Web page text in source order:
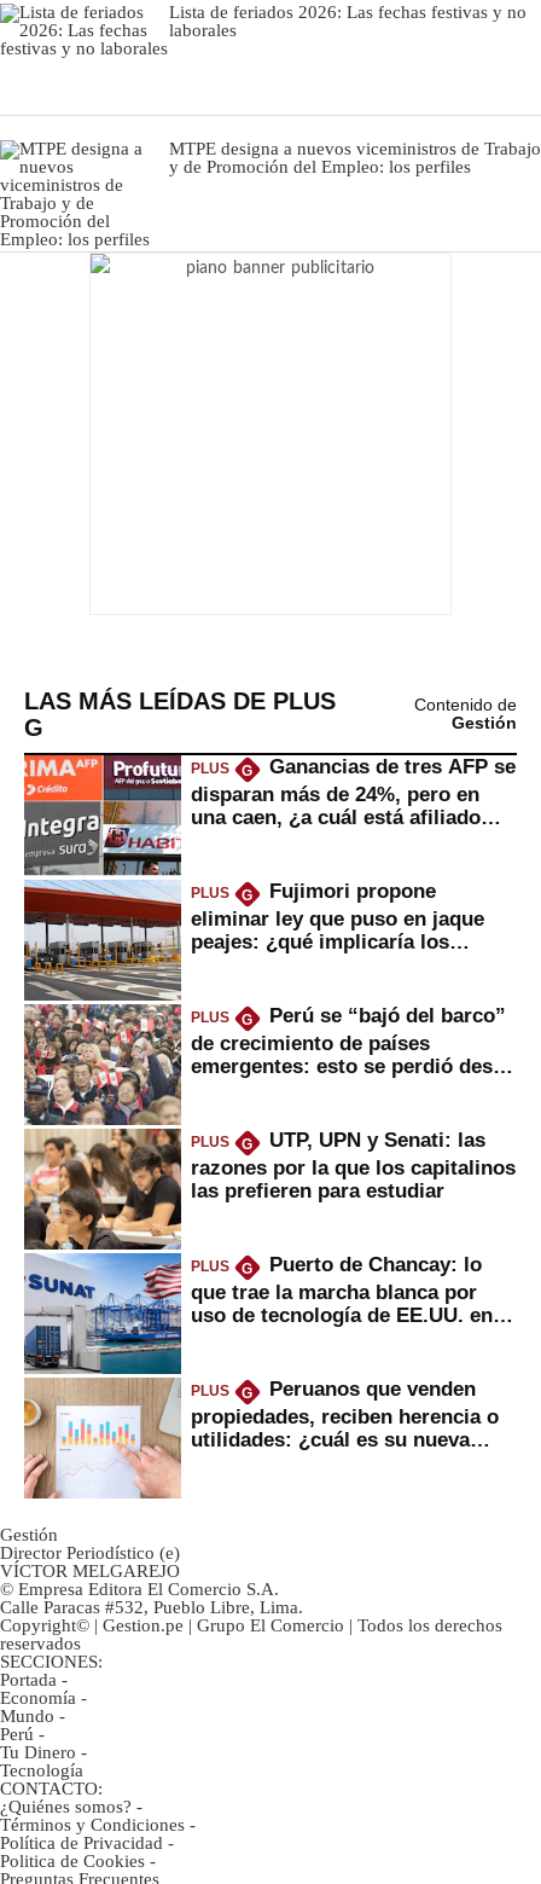
Lista de feriados 2026: Las fechas festivas y no
laborales
MTPE designa a nuevos viceministros de Trabajo
y de Promoción del Empleo: los perfiles
LAS MÁS LEÍDAS DE PLUS
G
Contenido de
Gestión
PLUS G
Ganancias de tres AFP se
disparan más de 24%, pero en
una caen, ¿a cuál está afiliado
PLUS G
Fujimori propone
eliminar ley que puso en jaque
peajes: ¿qué implicaría los
PLUS G
Perú se “bajó del barco”
de crecimiento de países
emergentes: esto se perdió desde
PLUS G
UTP, UPN y Senati: las
razones por la que los capitalinos
las prefieren para estudiar
PLUS G
Puerto de Chancay: lo
que trae la marcha blanca por
uso de tecnología de EE.UU. en
PLUS G
Peruanos que venden
propiedades, reciben herencia o
utilidades: ¿cuál es su nueva
Gestión
Director Periodístico (e)
VÍCTOR MELGAREJO
© Empresa Editora El Comercio S.A.
Calle Paracas #532, Pueblo Libre, Lima.
Copyright© | Gestion.pe | Grupo El Comercio | Todos los derechos
reservados
SECCIONES:
Portada -
Economía -
Mundo -
Perú -
Tu Dinero -
Tecnología
CONTACTO:
¿Quiénes somos? -
Términos y Condiciones -
Política de Privacidad -
Politica de Cookies -
Preguntas Frecuentes